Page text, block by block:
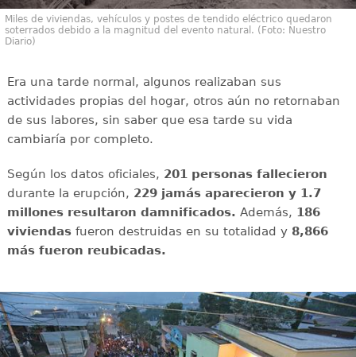
Miles de viviendas, vehículos y postes de tendido eléctrico quedaron
soterrados debido a la magnitud del evento natural. (Foto: Nuestro
Diario)
Era una tarde normal, algunos realizaban sus
actividades propias del hogar, otros aún no retornaban
de sus labores, sin saber que esa tarde su vida
cambiaría por completo.
Según los datos oficiales, 201 personas fallecieron
durante la erupción, 229 jamás aparecieron y 1.7
millones resultaron damnificados. Además, 186
viviendasfueron destruidas en su totalidad y 8,866
más fueron reubicadas.